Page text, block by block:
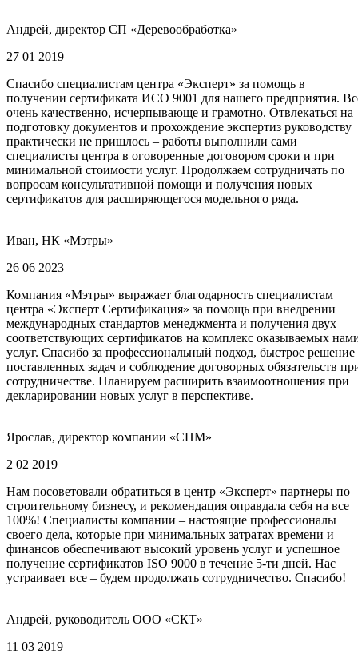
Андрей, директор СП «Деревообработка»
27 01 2019
Спасибо специалистам центра «Эксперт» за помощь в
получении сертификата ИСО 9001 для нашего предприятия.
очень качественно, исчерпывающе и грамотно. Отвлекаться на
подготовку документов и прохождение экспертиз руководству
практически не пришлось – работы выполнили сами
специалисты центра в оговоренные договором сроки и при
минимальной стоимости услуг. Продолжаем сотрудничать по
вопросам консультативной помощи и получения новых
сертификатов для расширяющегося модельного ряда.
Иван, НК «Мэтры»
26 06 2023
Компания «Мэтры» выражает благодарность специалистам
центра «Эксперт Сертификация» за помощь при внедрении
международных стандартов менеджмента и получения двух
соответствующих сертификатов на комплекс оказываемых
услуг. Спасибо за профессиональный подход, быстрое решение
поставленных задач и соблюдение договорных обязательств
сотрудничестве. Планируем расширить взаимоотношения при
декларировании новых услуг в перспективе.
Ярослав, директор компании «СПМ»
2 02 2019
Нам посоветовали обратиться в центр «Эксперт» партнеры по
строительному бизнесу, и рекомендация оправдала себя на все
100%! Специалисты компании – настоящие профессионалы
своего дела, которые при минимальных затратах времени и
финансов обеспечивают высокий уровень услуг и успешное
получение сертификатов ISO 9000 в течение 5-ти дней. Нас
устраивает все – будем продолжать сотрудничество. Спасибо!
Андрей, руководитель ООО «СКТ»
11 03 2019